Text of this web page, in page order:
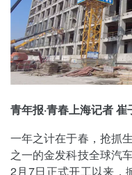
青年报·青春上海记者
一年之计在于春，抢抓
之一的金发科技全球汽
2月7日正式开工以来，